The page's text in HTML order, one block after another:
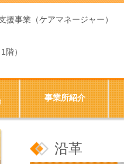
事業（ケアマネージャー）
）
事業所紹介
沿革